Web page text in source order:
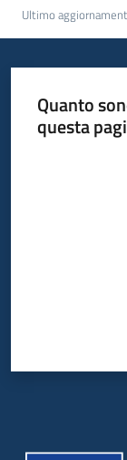
Servizi
Leggi
Atti
Agenzia
Seguici
Ultimo
Quanto
questa